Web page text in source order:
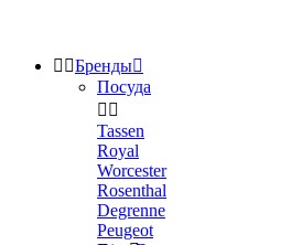
 Бренды
Посуда
 
Tassen
Royal
Worcester
Rosenthal
Degrenne
Peugeot